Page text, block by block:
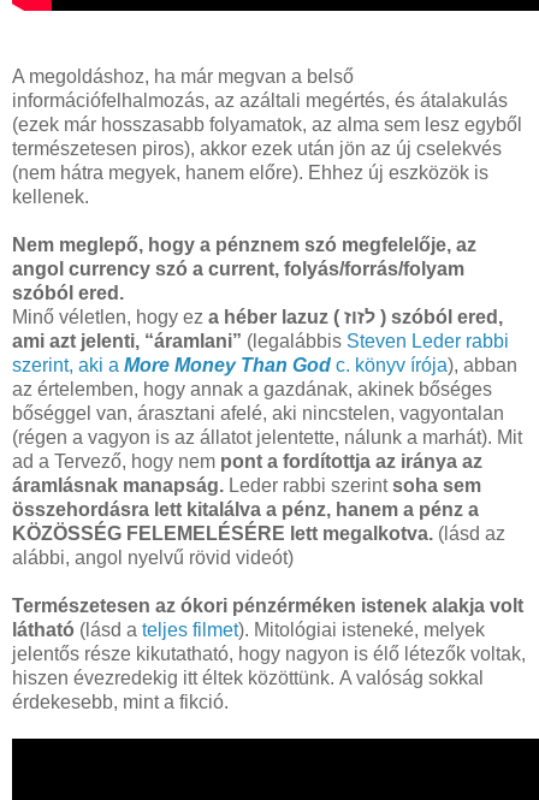
A megoldáshoz, ha már megvan a belső
információfelhalmozás, az azáltali megértés, és átalakulás
(ezek már hosszasabb folyamatok, az alma sem lesz egyből
természetesen piros), akkor ezek után jön az új cselekvés
(nem hátra megyek, hanem előre). Ehhez új eszközök is
kellenek.
Nem meglepő, hogy a pénznem szó megfelelője, az
angol currency szó a current, folyás/forrás/folyam
szóból ered.
Minő véletlen, hogy ez a héber lazuz ( לזוז ) szóból ered,
ami azt jelenti, “áramlani” (legalábbis Steven Leder rabbi
szerint, aki a More Money Than God c. könyv írója), abban
az értelemben, hogy annak a gazdának, akinek bőséges
bőséggel van, árasztani afelé, aki nincstelen, vagyontalan
(régen a vagyon is az állatot jelentette, nálunk a marhát). Mit
ad a Tervező, hogy nem pont a fordítottja az iránya az
áramlásnak manapság. Leder rabbi szerintsoha sem
összehordásra lett kitalálva a pénz, hanem a pénz a
KÖZÖSSÉG FELEMELÉSÉRE lett megalkotva. (lásd az
alábbi, angol nyelvű rövid videót)
Természetesen az ókori pénzérméken istenek alakja volt
látható (lásd a teljes filmet). Mitológiai isteneké, melyek
jelentős része kikutatható, hogy nagyon is élő létezők voltak,
hiszen évezredekig itt éltek közöttünk. A valóság sokkal
érdekesebb, mint a fikció.